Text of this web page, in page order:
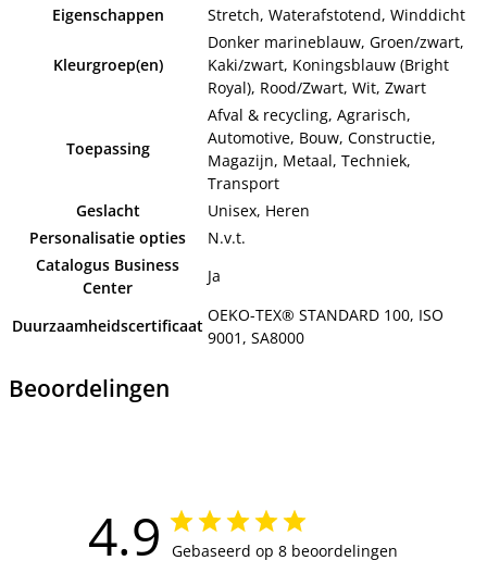
Eigenschappen
Stretch, Waterafstotend, Winddicht
Kleurgroep(en)
Donker marineblauw, Groen/zwart,
Kaki/zwart, Koningsblauw (Bright
Royal), Rood/Zwart, Wit, Zwart
Toepassing
Afval & recycling, Agrarisch,
Automotive, Bouw, Constructie,
Magazijn, Metaal, Techniek,
Transport
Geslacht
Unisex, Heren
Personalisatie opties
N.v.t.
Catalogus Business
Center
Ja
Duurzaamheidscertificaat
OEKO-TEX® STANDARD 100, ISO
9001, SA8000
Beoordelingen
4.9 Gebaseerd op 8 beoordelingen